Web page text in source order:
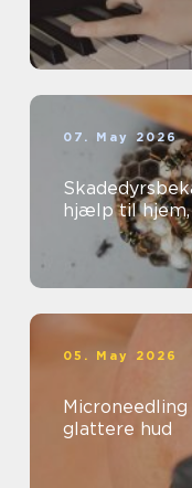
07. May 2026
hjælp til hjem,
05. May 2026
Microneedling hillerød en
glattere hud